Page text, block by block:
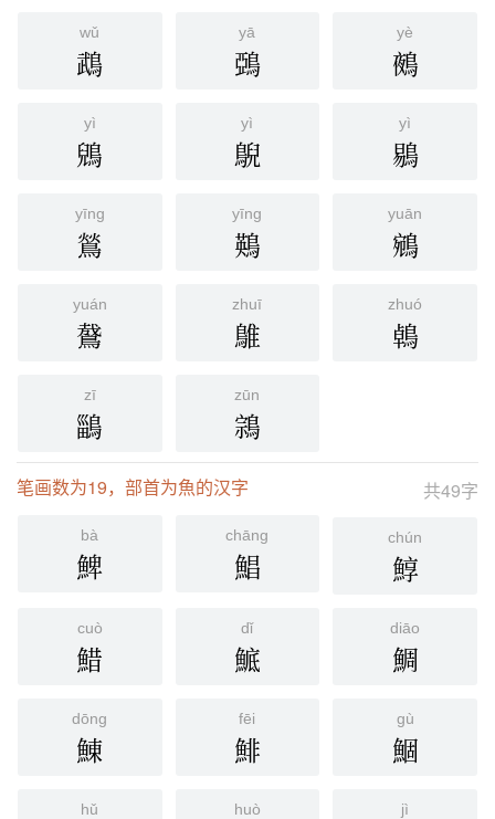
wǔ
鵡
yā
鵶
yè
鵺
yì
鶂
yì
鶃
yì
鶍
yīng
鶑
yīng
鶧
yuān
鵷
yuán
䳣
zhuī
鵻
zhuó
鵫
zī
鶅
zūn
鶎
共49字
笔画数为19，部首为魚的汉字
bà
䱝
chāng
鯧
chún
鯙
cuò
䱜
dǐ
鯳
diāo
鯛
dōng
鯟
fēi
鯡
gù
鯝
hǔ huò jì